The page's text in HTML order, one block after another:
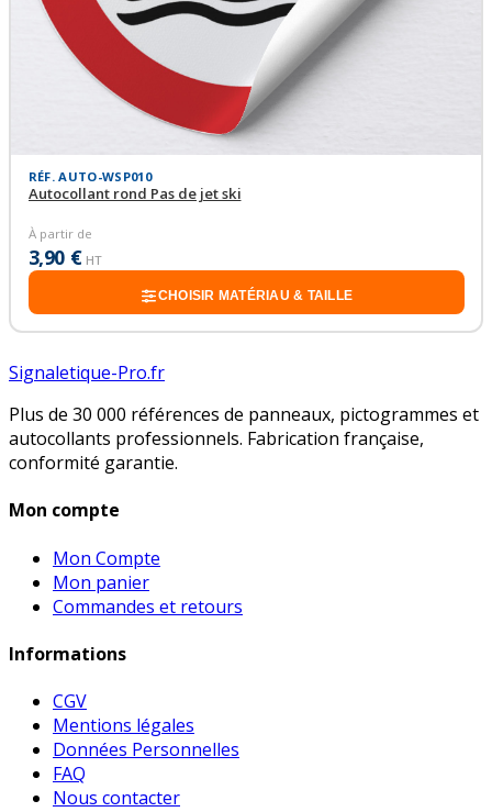
RÉF. AUTO-WSP010
Autocollant rond Pas de jet ski
À partir de
3,90 € HT
CHOISIR MATÉRIAU & TAILLE
Signaletique-Pro.fr
Plus de 30 000 références de panneaux, pictogrammes et
autocollants professionnels. Fabrication française,
conformité garantie.
Mon compte
Mon Compte
Mon panier
Commandes et retours
Informations
CGV
Mentions légales
Données Personnelles
FAQ
Nous contacter